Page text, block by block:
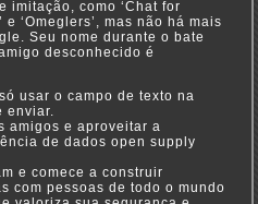
imitação, como ‘Chat for
e ‘Omeglers’, mas não há mais
Seu nome durante o bate
desconhecido é
usar o campo de texto na
enviar.
amigos e aproveitar a
de dados open supply
e comece a construir
com pessoas de todo o mundo